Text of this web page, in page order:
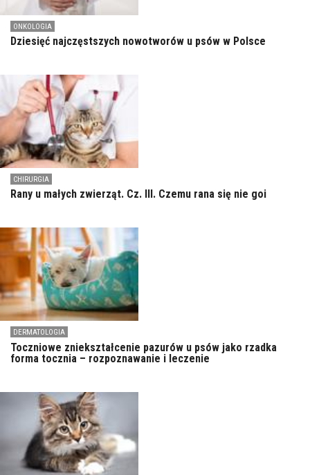
ONKOLOGIA
Dziesięć najczęstszych nowotworów u psów w Polsce
CHIRURGIA
Rany u małych zwierząt. Cz. III. Czemu rana się nie goi
DERMATOLOGIA
Toczniowe zniekształcenie pazurów u psów jako rzadka
forma tocznia – rozpoznawanie i leczenie